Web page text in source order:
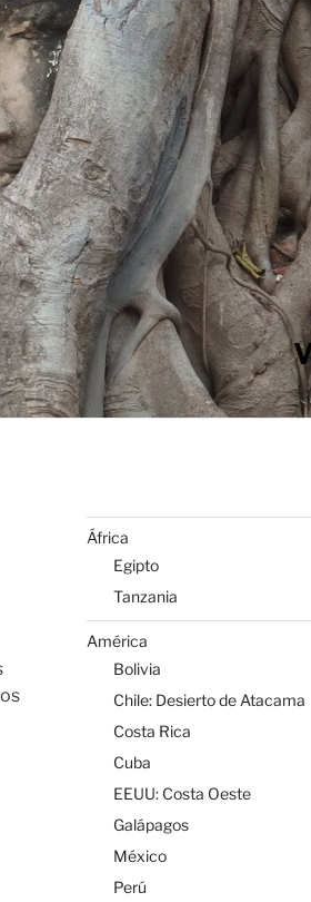
África
Egipto
Tanzania
América
Bolivia
Chile: Desierto de Atacama
Costa Rica
Cuba
EEUU: Costa Oeste
Galápagos
México
Perú